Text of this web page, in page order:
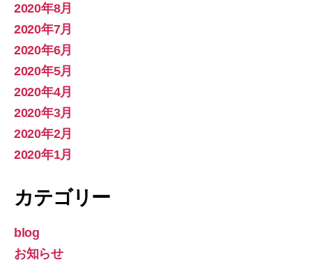
2020年8月
2020年7月
2020年6月
2020年5月
2020年4月
2020年3月
2020年2月
2020年1月
カテゴリー
blog
お知らせ